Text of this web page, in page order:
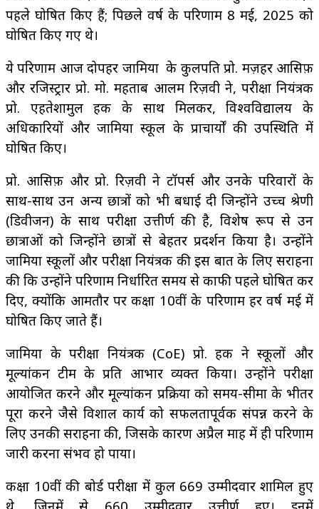
पहले घोषित किए हैं; पिछले वर्ष के परिणाम 8 मई, 2025 को
घोषित किए गए थे।
ये परिणाम आज दोपहर जामिया के कुलपति प्रो. मज़हर आसिफ़
और रजिस्ट्रार प्रो. मो. महताब आलम रिज़वी ने, परीक्षा नियंत्रक
प्रो. एहतेशामुल हक के साथ मिलकर, विश्वविद्यालय के
अधिकारियों और जामिया स्कूल के प्राचार्यों की उपस्थिति में
घोषित किए।
प्रो. आसिफ़ और प्रो. रिज़वी ने टॉपर्स और उनके परिवारों के
साथ-साथ उन अन्य छात्रों को भी बधाई दी जिन्होंने उच्च श्रेणी
(डिवीजन) के साथ परीक्षा उत्तीर्ण की है, विशेष रूप से उन
छात्राओं को जिन्होंने छात्रों से बेहतर प्रदर्शन किया है। उन्होंने
जामिया स्कूलों और परीक्षा नियंत्रक की इस बात के लिए सराहना
की कि उन्होंने परिणाम निर्धारित समय से काफी पहले घोषित कर
दिए, क्योंकि आमतौर पर कक्षा 10वीं के परिणाम हर वर्ष मई में
घोषित किए जाते हैं।
जामिया के परीक्षा नियंत्रक (CoE) प्रो. हक ने स्कूलों और
मूल्यांकन टीम के प्रति आभार व्यक्त किया। उन्होंने परीक्षा
आयोजित करने और मूल्यांकन प्रक्रिया को समय-सीमा के भीतर
पूरा करने जैसे विशाल कार्य को सफलतापूर्वक संपन्न करने के
लिए उनकी सराहना की, जिसके कारण अप्रैल माह में ही परिणाम
जारी करना संभव हो पाया।
कक्षा 10वीं की बोर्ड परीक्षा में कुल 669 उम्मीदवार शामिल हुए